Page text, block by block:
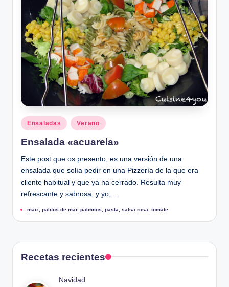
Publicado
en
Ensaladas Verano
Ensalada «acuarela»
Este post que os presento, es una versión de una
ensalada que solía pedir en una Pizzería de la que era
cliente habitual y que ya ha cerrado. Resulta muy
refrescante y sabrosa, y yo,…
Etiquetas:
maiz palitos de mar, palmitos pasta salsa rosa tomate
Recetas recientes
Publicado
Navidad